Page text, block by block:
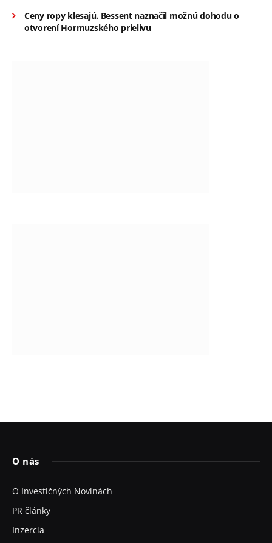
Ceny ropy klesajú. Bessent naznačil možnú dohodu o
otvorení Hormuzského prielivu
O nás
O Investičných Novinách
PR články
Inzercia